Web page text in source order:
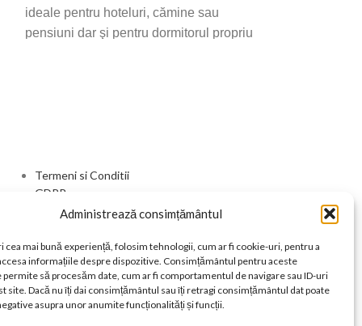
Administrează consimțământul
cea mai bună experiență, folosim tehnologii, cum ar fi cookie-uri, pentru a
informațiile despre dispozitive. Consimțământul pentru aceste
să procesăm date, cum ar fi comportamentul de navigare sau ID-uri
site. Dacă nu îți dai consimțământul sau îți retragi consimțământul dat poate
asupra unor anumite funcționalități și funcții.
ideale pentru hoteluri, cămine sau
pensiuni dar şi pentru dormitorul propriu
Termeni si Conditii
GDPR
Livrare si Retur